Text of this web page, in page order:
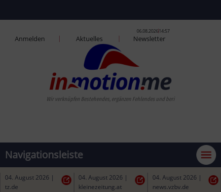
06.08.202614:57
Anmelden Aktuelles Newsletter
Wir verknüpfen Beste
Navigationsleiste
05. August 2026 |
welt.de
04. August 2026 |
tz.de
04. August 2026 |
kleinezeitung.at